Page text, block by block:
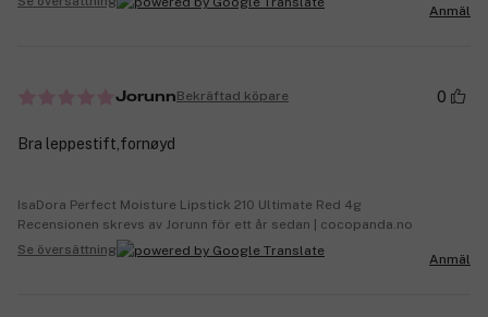
Anmäl
JorunnBekräftad köpare 0
Bra leppestift,fornøyd
IsaDora Perfect Moisture Lipstick 210 Ultimate Red 4g
Recensionen skrevs av Jorunn för ett år sedan | cocopanda.no
Se översättning
Anmäl